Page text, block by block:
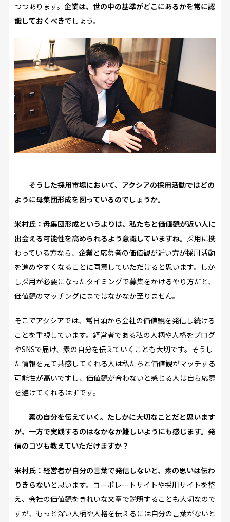
つつあります。 企業は、世の中の基準がどこにあるかを常に認
識しておくべきでしょう。
──そうした採用市場において、アクシアの採用活動ではどの
ように母集団形成を図っているのでしょうか。
米村氏：母集団形成というよりは、私たちと価値観が近い人に
出会える可能性を高められるよう意識していますね。 採用に携
わっている方なら、企業と応募者の価値観が近い方が採用活動
を進めやすくなることに同意していただけると思います。しか
し採用が必要になったタイミングで募集をかけるやり方だと、
価値観のマッチングにまではなかなか至りません。
そこでアクシアでは、常日頃から会社の価値観を発信し続ける
ことを重視しています。経営者である私の人柄や人格をブログ
やSNSで届け、素の自分を伝えていくことも大切です。そうし
た情報を見て共感してくれる人は私たちと価値観がマッチする
可能性が高いですし、価値観が合わないと感じる人は自ら応募
を避けてくれるはずです。
──素の自分を伝えていく。たしかに大切なことだと思います
が、一方で実践するのはなかなか難しいようにも感じます。発
信のコツも教えていただけますか？
米村氏：経営者が自分の言葉で発信しないと、素の思いは伝わ
りきらないと思います。コーポレートサイトや採用サイトを整
え、会社の価値観をきれいな文章で説明することも大切なので
すが、もっと深い人柄や人格を伝えるには自分の言葉がないと